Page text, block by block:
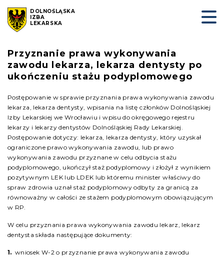
DOLNOŚLĄSKA
IZBA
LEKARSKA
Przyznanie prawa wykonywania
zawodu lekarza, lekarza dentysty po
ukończeniu stażu podyplomowego
Postępowanie w sprawie przyznania prawa wykonywania zawodu
lekarza, lekarza dentysty, wpisania na listę członków Dolnośląskiej
Izby Lekarskiej we Wrocławiu i wpisu do okręgowego rejestru
lekarzy i lekarzy dentystów Dolnośląskiej Rady Lekarskiej.
Postępowanie dotyczy: lekarza, lekarza dentysty, który uzyskał
ograniczone prawo wykonywania zawodu, lub prawo
wykonywania zawodu przyznane w celu odbycia stażu
podyplomowego, ukończył staż podyplomowy i złożył z wynikiem
pozytywnym LEK lub LDEK lub któremu minister właściwy do
spraw zdrowia uznał staż podyplomowy odbyty za granicą za
równoważny w całości ze stażem podyplomowym obowiązującym
w RP.
W celu przyznania prawa wykonywania zawodu lekarz, lekarz
dentysta składa następujące dokumenty:
wniosek W-2 o przyznanie prawa wykonywania zawodu